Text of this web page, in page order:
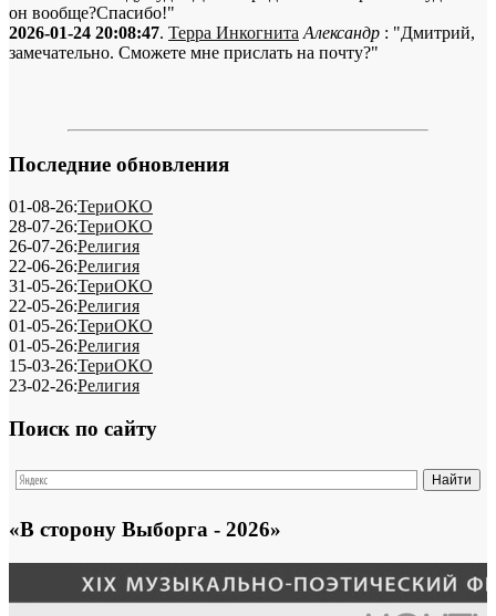
он вообще?Спасибо!"
2026-01-24 20:08:47. Терра Инкогнита Александр : "Дмитрий,
замечательно. Сможете мне прислать на почту?"
Последние обновления
01-08-26:ТериОКО
28-07-26:ТериОКО
26-07-26:Религия
22-06-26:Религия
31-05-26:ТериОКО
22-05-26:Религия
01-05-26:ТериОКО
01-05-26:Религия
15-03-26:ТериОКО
23-02-26:Религия
Поиск по сайту
«В сторону Выборга - 2026»